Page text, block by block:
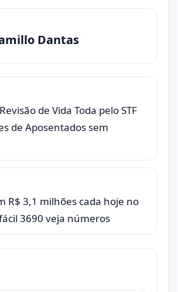
Dantas
de Vida Toda pelo STF
de Aposentados sem
R$ 3,1 milhões cada hoje no
3690 veja números